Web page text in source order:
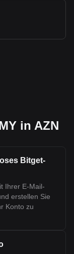
in AZN
Bitget-
Ihrer E-Mail-
erstellen Sie
Konto zu